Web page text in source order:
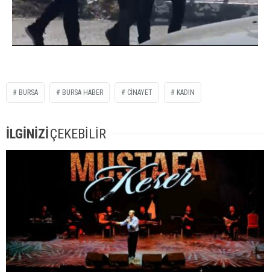
BURSA BURSA HABER CINAYET KADIN
İLGİNİZİÇEKEBİLİR